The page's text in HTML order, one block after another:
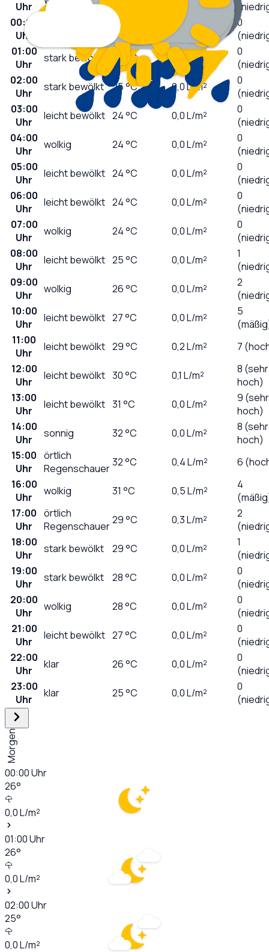
Uhr
00:00
Uhr
25 0,2 L/m²
0
01:00
Uhr
stark bewölkt 25 °C L/m²
0
02:00
Uhr
stark bewölkt 25°C 0,0L/m²
0
03:00
Uhr
leicht bewölkt 24°C 0,0L/m²
0
04:00
Uhr
wolkig 24°C 0,0L/m²
0
05:00
Uhr
leicht bewölkt 24°C 0,0L/m²
0
06:00
Uhr
leicht bewölkt 24°C 0,0L/m²
0
07:00
Uhr
wolkig 24°C 0,0L/m²
0
08:00
Uhr
leicht bewölkt 25°C 0,0L/m²
1
09:00
Uhr
wolkig 26°C 0,0L/m²
2
10:00
Uhr
leicht bewölkt 27°C 0,0L/m²
5
11:00
Uhr
leicht bewölkt 29°C 0,2L/m²
7
12:00
Uhr
leicht bewölkt 30°C 0,1 L/m²
8 (sehr
hoch)
13:00
Uhr
leicht bewölkt 31 °C 0,0L/m²
9 (sehr
hoch)
14:00
Uhr
sonnig 32°C 0,0L/m²
8 (sehr
hoch)
15:00
Uhr
örtlich
Regenschauer32°C 0,4L/m²
6
16:00
Uhr
wolkig 31 °C 0,5L/m²
4
17:00
Uhr
örtlich
Regenschauer29°C 0,3L/m²
2
18:00
Uhr
stark bewölkt 29°C 0,0L/m²
1
19:00
Uhr
stark bewölkt 28°C 0,0L/m²
0
20:00
Uhr
wolkig 28°C 0,0L/m²
0
21:00
Uhr
leicht bewölkt 27°C 0,0L/m²
0
22:00
Uhr
klar 26°C 0,0L/m²
0
23:00
Uhr
klar 25°C 0,0L/m²
0
Morgen
00:00Uhr
26°
0,0L/m²
01:00Uhr
26°
0,0L/m²
02:00Uhr
25°
0,0L/m²